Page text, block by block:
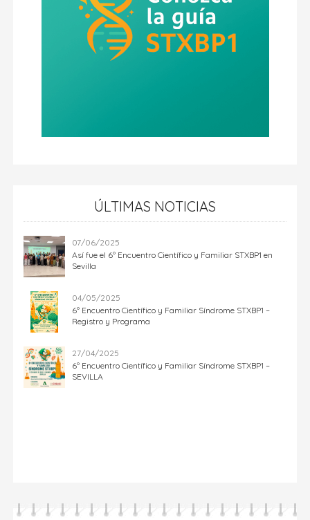
ÚLTIMAS NOTICIAS
07/06/2025
Así fue el 6º Encuentro Científico y Familiar STXBP1 en
Sevilla
04/05/2025
6º Encuentro Científico y Familiar Síndrome STXBP1 –
Registro y Programa
27/04/2025
6º Encuentro Científico y Familiar Síndrome STXBP1 –
SEVILLA